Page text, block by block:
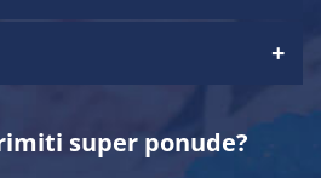
super ponude?